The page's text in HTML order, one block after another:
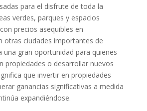
para el disfrute de toda la
verdes, parques y espacios
precios asequibles en
otras ciudades importantes de
una gran oportunidad para quienes
propiedades o desarrollar nuevos
que invertir en propiedades
ganancias significativas a medida
expandiéndose.